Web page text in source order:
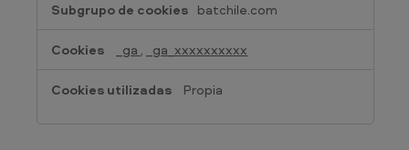
de
batchile.com
_ga , _ga_xxxxxxxxxx
Propia